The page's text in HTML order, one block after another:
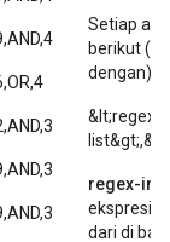
Setiap
berikut (di
dengan):
&lt;regex-
regex-
ekspresi
dari di